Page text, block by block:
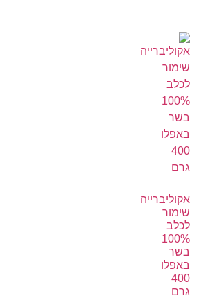
אקוליברייה
שימור
לכלב
100%
בשר
באפלו
400
גרם